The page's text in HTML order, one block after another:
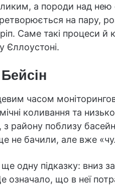
а породи над нею
на пару,
Саме такі процеси й
Єллоустоні.
часом
коливання та
з району поблизу
не бачили, але вже
одну підказку: вниз за
що в неї